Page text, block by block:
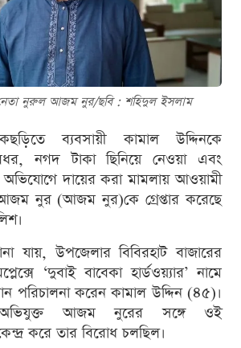
নুরুল আজম নুর/ছবি : শ‌হিদুল ইসলাম
ব্যবসায়ী কামাল উদ্দিনকে
নগদ টাকা ছিনিয়ে নেওয়া এবং
অভিযোগে দায়ের করা মামলায় আওয়ামী
নুর (আজম নুর)কে গ্রেপ্তার করেছে
যায়, উপজেলার বিবিরহাট বাজারের
‘দুবাই বাবেকা হার্ডওয়্যার’ নামে
পরিচালনা করেন কামাল উদ্দিন (৪৫)।
অভিযুক্ত আজম নুরের সঙ্গে ওই
করে তার বিরোধ চলছিল।